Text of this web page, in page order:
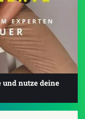
nutze deine